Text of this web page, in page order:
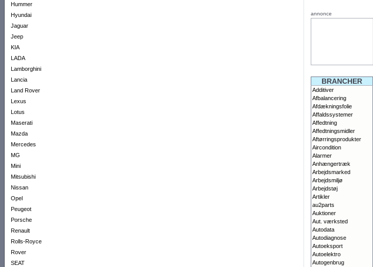
Hummer
Hyundai
Jaguar
Jeep
KIA
LADA
Lamborghini
Lancia
Land Rover
Lexus
Lotus
Maserati
Mazda
Mercedes
MG
Mini
Mitsubishi
Nissan
Opel
Peugeot
Porsche
Renault
Rolls-Royce
Rover
SEAT
annonce
BRANCHER
Additiver
Afbalancering
Afdækningsfolie
Affaldssystemer
Affedtning
Affedtningsmidler
Aftørringsprodukter
Aircondition
Alarmer
Anhængertræk
Arbejdsmarked
Arbejdsmiljø
Arbejdstøj
Artikler
au2parts
Auktioner
Aut. værksted
Autodata
Autodiagnose
Autoeksport
Autoelektro
Autogenbrug